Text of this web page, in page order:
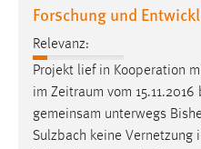
Forschung und
Relevanz:
Projekt lief in Kooperation
im Zeitraum vom
gemeinsam unterwegs
Sulzbach keine Vernetzung